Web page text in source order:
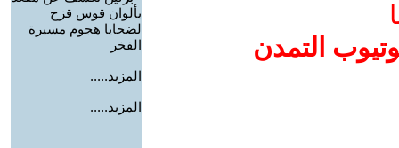
التمدن
بألوان قوس قزح
لضحايا هجوم مسيرة
الفخر
المزيد.....
المزيد.....